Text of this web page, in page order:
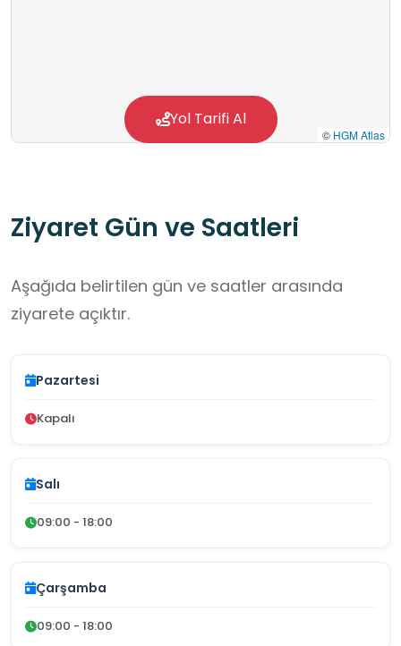
© HGM Atlas
Yol Tarifi Al
Ziyaret Gün ve Saatleri
Aşağıda belirtilen gün ve saatler arasında
ziyarete açıktır.
Pazartesi
Kapalı
Salı
09:00 - 18:00
Çarşamba
09:00 - 18:00